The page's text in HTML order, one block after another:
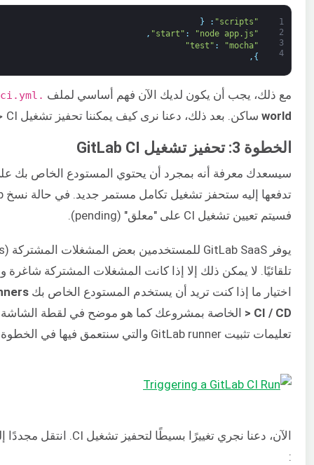
1
2
3
4
"scripts"
:
{
"start"
: "node app.js"
,
"test"
:
"mocha"
}
,
مع ذلك، يجب أن يكون لديك الآن فهم أساسي لملف .gitlab-ci.yml
world ساكن. بعد ذلك، دعنا نرى كيف يمكننا تحفيز تشغيل CI جديد.
الخطوة 3: تحفيز تشغيل GitLab CI
سيسعدك معرفة أنه بمجرد أن يحتوي المستودع الخاص بك
فسيتم تعيين تشغيل CI على "معلق" (pending).
اختيار ما إذا كنت تريد أن يستخدم المستودع الخاص بك
> CI / CD الخاصة بمشروعك كما هو موضح في لقطة الشاشة
تعليمات تثبيت GitLab runner والتي سنتعمق فيها في الخطوة التالية:
الآن، دعنا نجري تغييرًا بسيطًا لتحفيز تشغيل CI. انتقل مجددًا إلى مستودع مشروع GitLab الخاص بك
: